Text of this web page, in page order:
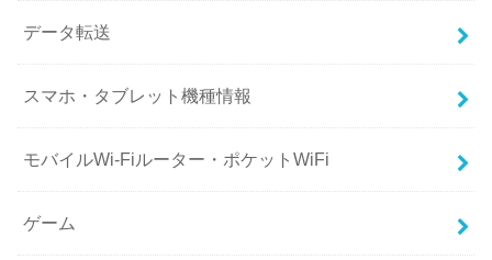
データ転送
スマホ・タブレット機種情報
モバイルWi-Fiルーター・ポケットWiFi
ゲーム